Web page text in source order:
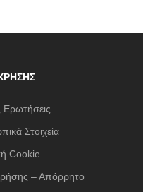
Ερωτήσεις
Στοιχεία
Cookie
– Απόρρητο